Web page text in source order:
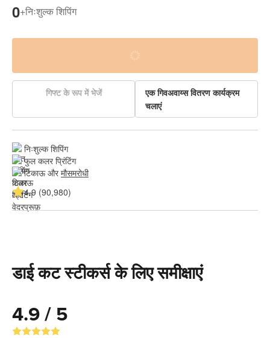
0+निःशुल्क शिपिंग
गिफ्ट के रूप में भेजें
एक गिवअवाय्स वितरण कार्यक्रम
चलाएं
निःशुल्क शिपिंग
फुल कलर प्रिंटिंग
टिकाऊ और मौसमरोधी
4.9 (90,980)
डाई कट स्टीकर्स के लिए समीक्षाएं
4.9 / 5